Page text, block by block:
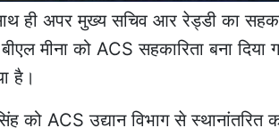
ही अपर मुख्य सचिव आर रेड्डी का
मीना को ACS सहकारिता बना
है।
को ACS उद्यान विभाग से स्थानांतरित